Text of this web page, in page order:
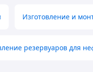
Изготовление и
резервуаров для